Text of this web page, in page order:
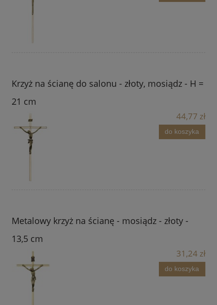
Krzyż na ścianę do salonu - złoty, mosiądz - H =
21 cm
44,77 zł
do koszyka
Metalowy krzyż na ścianę - mosiądz - złoty -
13,5 cm
31,24 zł
do koszyka